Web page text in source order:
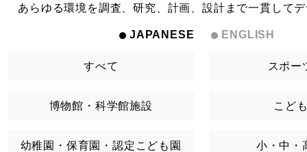
あらゆる環境を調査、研究、計画、設計まで一貫して
JAPANESE ENGLISH
すべて スポー
博物館・科学館施設 こど
幼稚園・保育園・認定こども園 小・中・